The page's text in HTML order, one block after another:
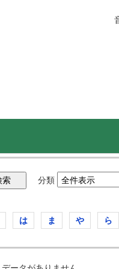
分類
は ま や ら